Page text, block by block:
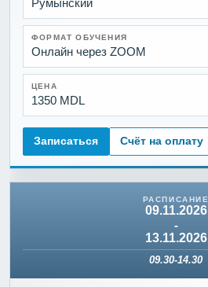
Румынский
ФОРМАТ ОБУЧЕНИЯ
Онлайн через ZOOM
ЦЕНА
1350 MDL
Записаться Счёт на оплату
09.11.2026
-
13.11.2026
09.30-14.30